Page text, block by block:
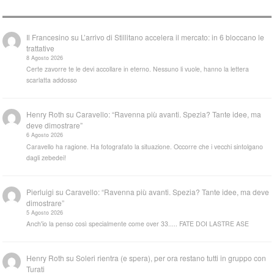
Il Francesino su L’arrivo di Stillitano accelera il mercato: in 6 bloccano le
trattative
8 Agosto 2026
Certe zavorre te le devi accollare in eterno. Nessuno li vuole, hanno la lettera
scarlatta addosso
Henry Roth suCaravello: “Ravenna più avanti. Spezia? Tante idee, ma
deve dimostrare”
6 Agosto 2026
Caravello ha ragione. Ha fotografato la situazione. Occorre che i vecchi sintolgano
dagli zebedei!
Pierluigi suCaravello: “Ravenna più avanti. Spezia? Tante idee, ma deve
dimostrare”
5 Agosto 2026
Anch'io la penso così specialmente come over 33..... FATE DOI LASTRE ASE
Henry Roth suSoleri rientra (e spera), per ora restano tutti in gruppo con
Turati